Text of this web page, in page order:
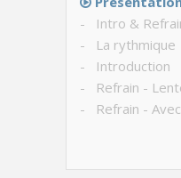
- Intro &
- La rythmique
- Introduction
- Refrain -
- Refrain -
- Couplet -